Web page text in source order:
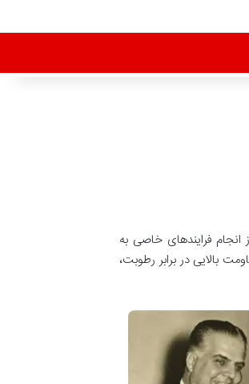
فرایندهای خاصی به
بالایی در برابر رطوبت،